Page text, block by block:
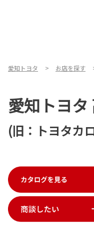
愛知トヨタ お店を探す
愛知トヨタ
(旧：トヨタカ